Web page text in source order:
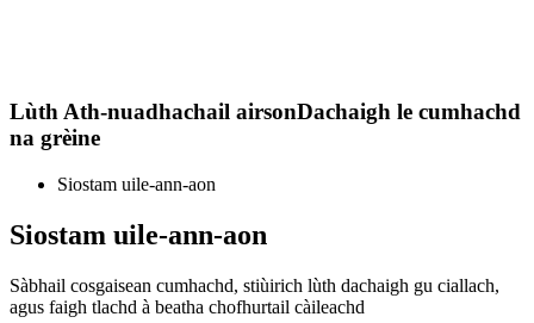
Lùth Ath-nuadhachail airsonDachaigh le cumhachd
na grèine
Siostam uile-ann-aon
Siostam uile-ann-aon
Sàbhail cosgaisean cumhachd, stiùirich lùth dachaigh gu ciallach,
agus faigh tlachd à beatha chofhurtail càileachd